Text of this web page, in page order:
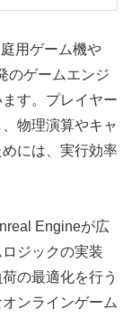
用ゲーム機や
のゲームエンジ
す。プレイヤー
物理演算やキャ
には、実行効率
Engineが広
ジックの実装
の最適化を行う
ンラインゲーム